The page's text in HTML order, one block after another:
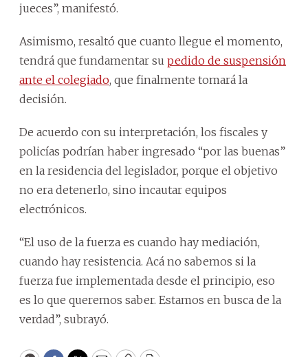
jueces”, manifestó.
Asimismo, resaltó que cuanto llegue el momento,
tendrá que fundamentar su pedido de suspensión
ante el colegiado, que finalmente tomará la
decisión.
De acuerdo con su interpretación, los fiscales y
policías podrían haber ingresado “por las buenas”
en la residencia del legislador, porque el objetivo
no era detenerlo, sino incautar equipos
electrónicos.
“El uso de la fuerza es cuando hay mediación,
cuando hay resistencia. Acá no sabemos si la
fuerza fue implementada desde el principio, eso
es lo que queremos saber. Estamos en busca de la
verdad”, subrayó.